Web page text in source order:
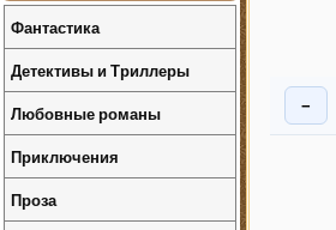
−
Фантастика
Детективы и Триллеры
Любовные романы
Приключения
Проза